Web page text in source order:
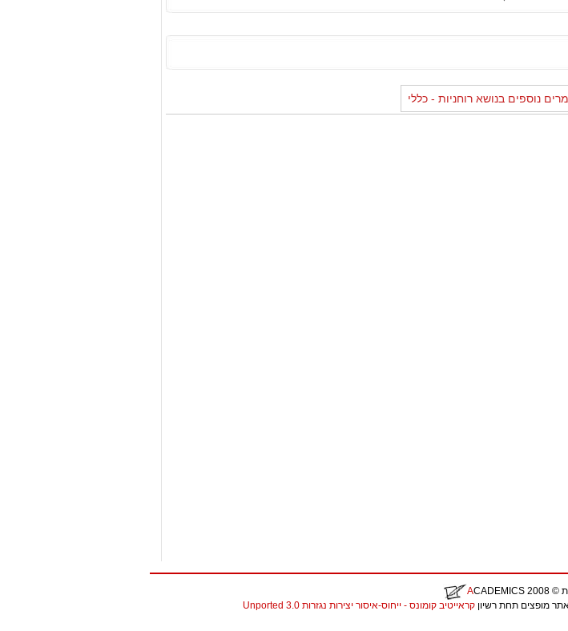
נוספים בנושא רוחניות - כללי
© 2008
ACADEMICS
מופצים תחת רשיון קראייטיב קומונס - ייחוס-איסור יצירות נגזרות 3.0 Unported